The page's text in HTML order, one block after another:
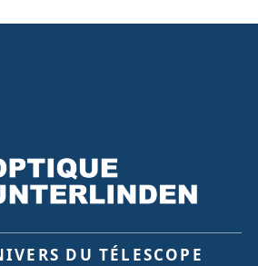
DU TÉLESCOPE